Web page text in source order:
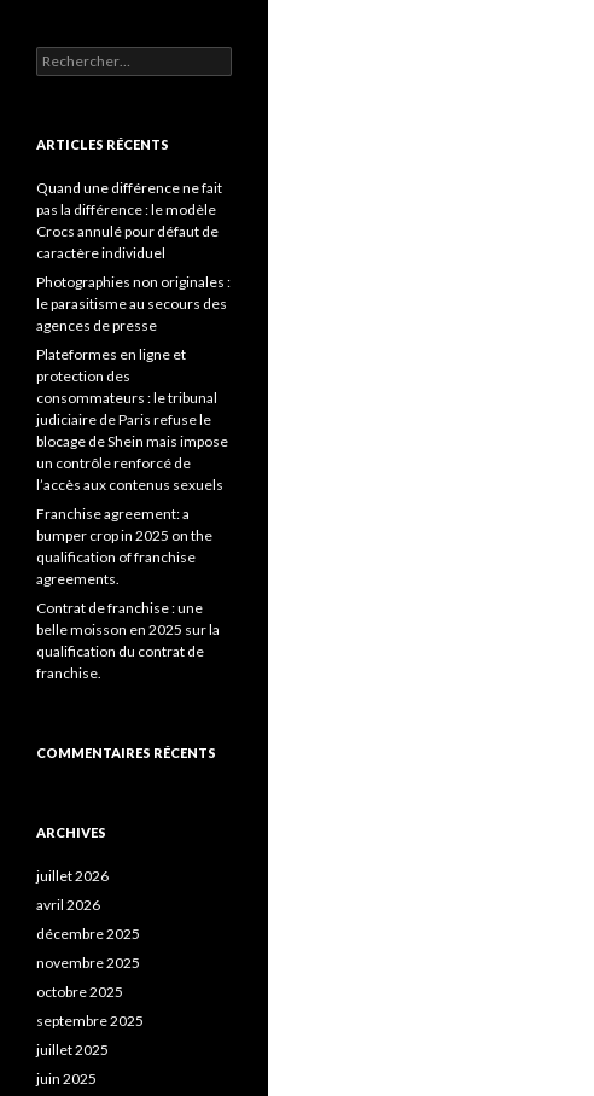
Rechercher :
ARTICLES RÉCENTS
Quand une différence ne fait
pas la différence : le modèle
Crocs annulé pour défaut de
caractère individuel
Photographies non originales :
le parasitisme au secours des
agences de presse
Plateformes en ligne et
protection des
consommateurs : le tribunal
judiciaire de Paris refuse le
blocage de Shein mais impose
un contrôle renforcé de
l’accès aux contenus sexuels
Franchise agreement: a
bumper crop in 2025 on the
qualification of franchise
agreements.
Contrat de franchise : une
belle moisson en 2025 sur la
qualification du contrat de
franchise.
COMMENTAIRES RÉCENTS
ARCHIVES
juillet 2026
avril 2026
décembre 2025
novembre 2025
octobre 2025
septembre 2025
juillet 2025
juin 2025